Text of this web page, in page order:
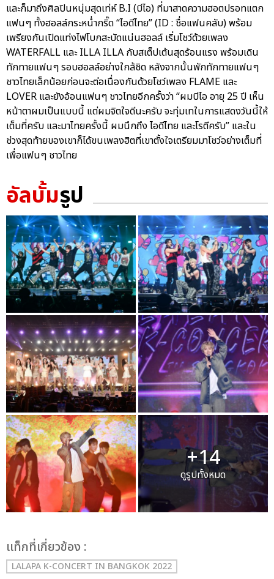
และก็มาถึงศิลปินหนุ่มสุดเท่ห์ B.I (บีไอ) ที่มาสาดความฮอตปรอทแตก
แฟนๆ ทั้งฮอลล์กระหน่ำกริ๊ด “ไอดีไทย” (ID : ชื่อแฟนคลับ) พร้อม
เพรียงกันเปิดแท่งไฟโบกสะบัดแน่นฮอลล์ เริ่มโชว์ด้วยเพลง
WATERFALL และ ILLA ILLA กับสเต็ปเต้นสุดร้อนแรง พร้อมเดิน
ทักทายแฟนๆ รอบฮอลล์อย่างใกล้ชิด หลังจากนั้นพักทักทายแฟนๆ
ชาวไทยเล็กน้อยก่อนจะต่อเนื่องกันด้วยโชว์เพลง FLAME และ
LOVER และยังอ้อนแฟนๆ ชาวไทยอีกครั้งว่า “ผมบีไอ อายุ 25 ปี เห็น
หน้าตาผมเป็นแบบนี้ แต่ผมจิตใจดีนะครับ จะทุ่มเทในการแสดงวันนี้ให้
เต็มที่ครับ และมาไทยครั้งนี้ ผมนึกถึง ไอดีไทย และโรตีครับ” และใน
ช่วงสุดท้ายของเขาก็ได้ขนเพลงฮิตที่เขาตั้งใจเตรียมมาโชว์อย่างเต็มที่
เพื่อแฟนๆ ชาวไทย
อัลบั้มรูป
+14
ดูรูปทั้งหมด
เเท็กที่เกี่ยวข้อง :
LALAPA K-CONCERT IN BANGKOK 2022